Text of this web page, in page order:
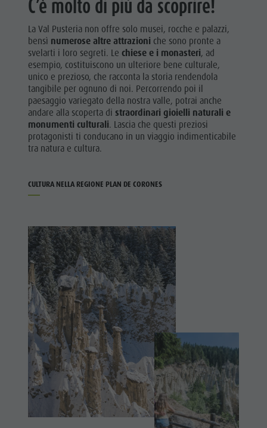
C’è molto di più da scoprire!
La Val Pusteria non offre solo musei, rocche e palazzi,
bensì numerose altre attrazioni che sono pronte a
svelarti i loro segreti. Lechiese e i monasteri, ad
esempio, costituiscono un ulteriore bene culturale,
unico e prezioso, che racconta la storia rendendola
tangibile per ognuno di noi. Percorrendo poi il
paesaggio variegato della nostra valle, potrai anche
andare alla scoperta distraordinari gioielli naturali e
monumenti culturali. Lascia che questi preziosi
protagonisti ti conducano in un viaggio indimenticabile
tra natura e cultura.
CULTURA NELLA REGIONE PLAN DE CORONES